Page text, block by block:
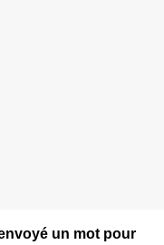
un mot pour